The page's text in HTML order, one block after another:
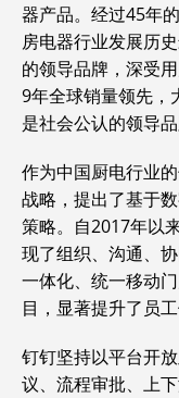
器产品。经过45年
房电器行业发展历
的领导品牌，深受
9年全球销量领先，
是社会公认的领导品
作为中国厨电行业
战略，提出了基于
策略。自2017年以
现了组织、沟通、
一体化、统一移动
目，显著提升了员
钉钉坚持以平台开
议、流程审批、上